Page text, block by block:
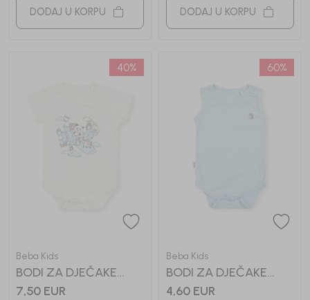
DODAJ U KORPU DODAJ U KORPU
40%
Beba Kids
BODI ZA DJEČAKE
VINSENT
7,50 EUR
60%
Beba Kids
BODI ZA DJEČAKE
VOJA
4,60 EUR